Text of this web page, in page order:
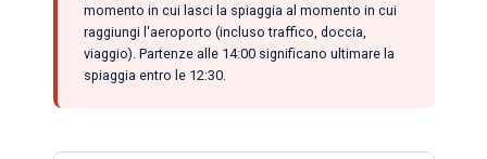
momento in cui lasci la spiaggia al momento in cui
raggiungi l'aeroporto (incluso traffico, doccia,
viaggio). Partenze alle 14:00 significano ultimare la
spiaggia entro le 12:30.